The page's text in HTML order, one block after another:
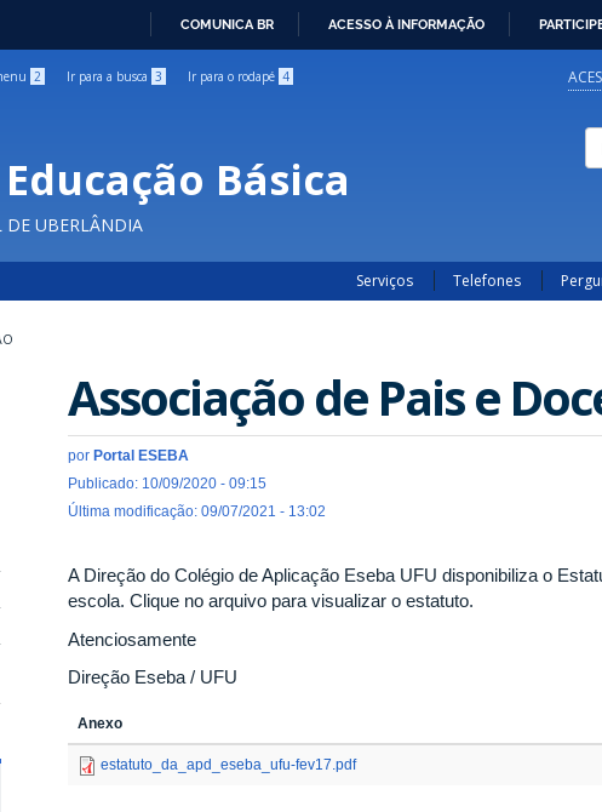
COMUNICA BR ACESSO À INFORMAÇÃO
2 Ir para a busca 3 Ir para o rodapé 4
Básica
DE UBERLÂNDIA
Serviços Telefones
Associação de Pais e
por Portal ESEBA
Publicado: 10/09/2020 - 09:15
Última modificação: 09/07/2021 - 13:02
A Direção do Colégio de Aplicação Eseba UFU disponibiliza o
escola. Clique no arquivo para visualizar o estatuto.
Atenciosamente
Direção Eseba / UFU
Anexo
estatuto_da_apd_eseba_ufu-fev17.pdf